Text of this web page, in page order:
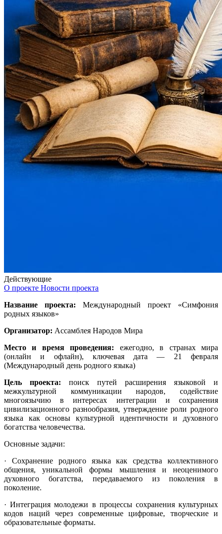
Действующие
О проекте Новости проекта
Название проекта: Международный проект «Симфония
родных языков»
Организатор: Ассамблея Народов Мира
Место и время проведения: ежегодно, в странах мира
(онлайн и офлайн), ключевая дата — 21 февраля
(Международный день родного языка)
Цель проекта: поиск путей расширения языковой и
межкультурной коммуникации народов, содействие
многоязычию в интересах интеграции и сохранения
цивилизационного разнообразия, утверждение роли родного
языка как основы культурной идентичности и духовного
богатства человечества.
Основные задачи:
· Сохранение родного языка как средства коллективного
общения, уникальной формы мышления и неоценимого
духовного богатства, передаваемого из поколения в
поколение.
· Интеграция молодежи в процессы сохранения культурных
кодов наций через современные цифровые, творческие и
образовательные форматы.